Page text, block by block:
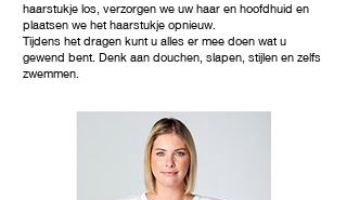
haarstukje los, verzorgen we uw haar en hoofdhuid en
plaatsen we het haarstukje opnieuw.
Tijdens het dragen kunt u alles er mee doen wat u
gewend bent. Denk aan douchen, slapen, stijlen en zelfs
zwemmen.